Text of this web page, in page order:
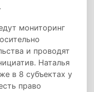
мониторинг
и проводят
Наталья
в 8 субъектах у
право